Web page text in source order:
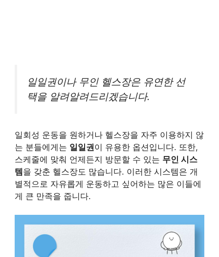
일일권이나 무인 헬스장은 유연한 선
택을 알려알려드리겠습니다.
일회성 운동을 원하거나 헬스장을 자주 이용하지 않
는 분들에게는 일일권이 유용한 옵션입니다. 또한,
스케줄에 맞춰 언제든지 방문할 수 있는 무인 시스
템을 갖춘 헬스장도 많습니다. 이러한 시스템은 개
별적으로 자유롭게 운동하고 싶어하는 많은 이들에
게 큰 만족을 줍니다.